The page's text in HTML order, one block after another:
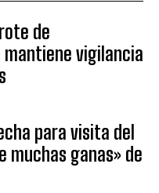
de
vigilancia
para visita del
muchas ganas» de